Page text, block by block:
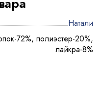
Натали
72%, полиэстер-20%,
лайкра-8%